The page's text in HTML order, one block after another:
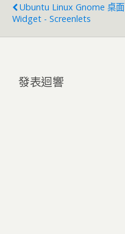
Ubuntu Linux Gnome 桌面
Widget - Screenlets
發表迴響